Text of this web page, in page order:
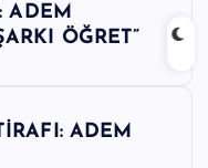
ADEM
ÖĞRET”
ADEM